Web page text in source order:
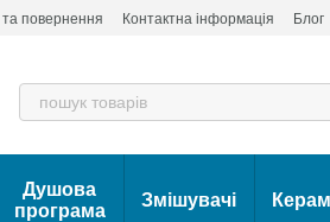
повернення Контактна інформація Блог
Душова
програма
Змішувачі